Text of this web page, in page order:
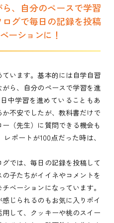
、自分のペースで学習
グで毎日の記録を投稿
ーションに！
います。基本的には自学自習
ら、自分のペースで学習を進
中学習を進めていることもあ
不安でしたが、教科書だけで
（先生）に質問できる機会も
ポートが100点だった時は、
では、毎日の記録を投稿して
子たちがイイネやコメントを
ベーションになっています。
じられるのもお気に入りポイ
して、クッキーや桃のスイー